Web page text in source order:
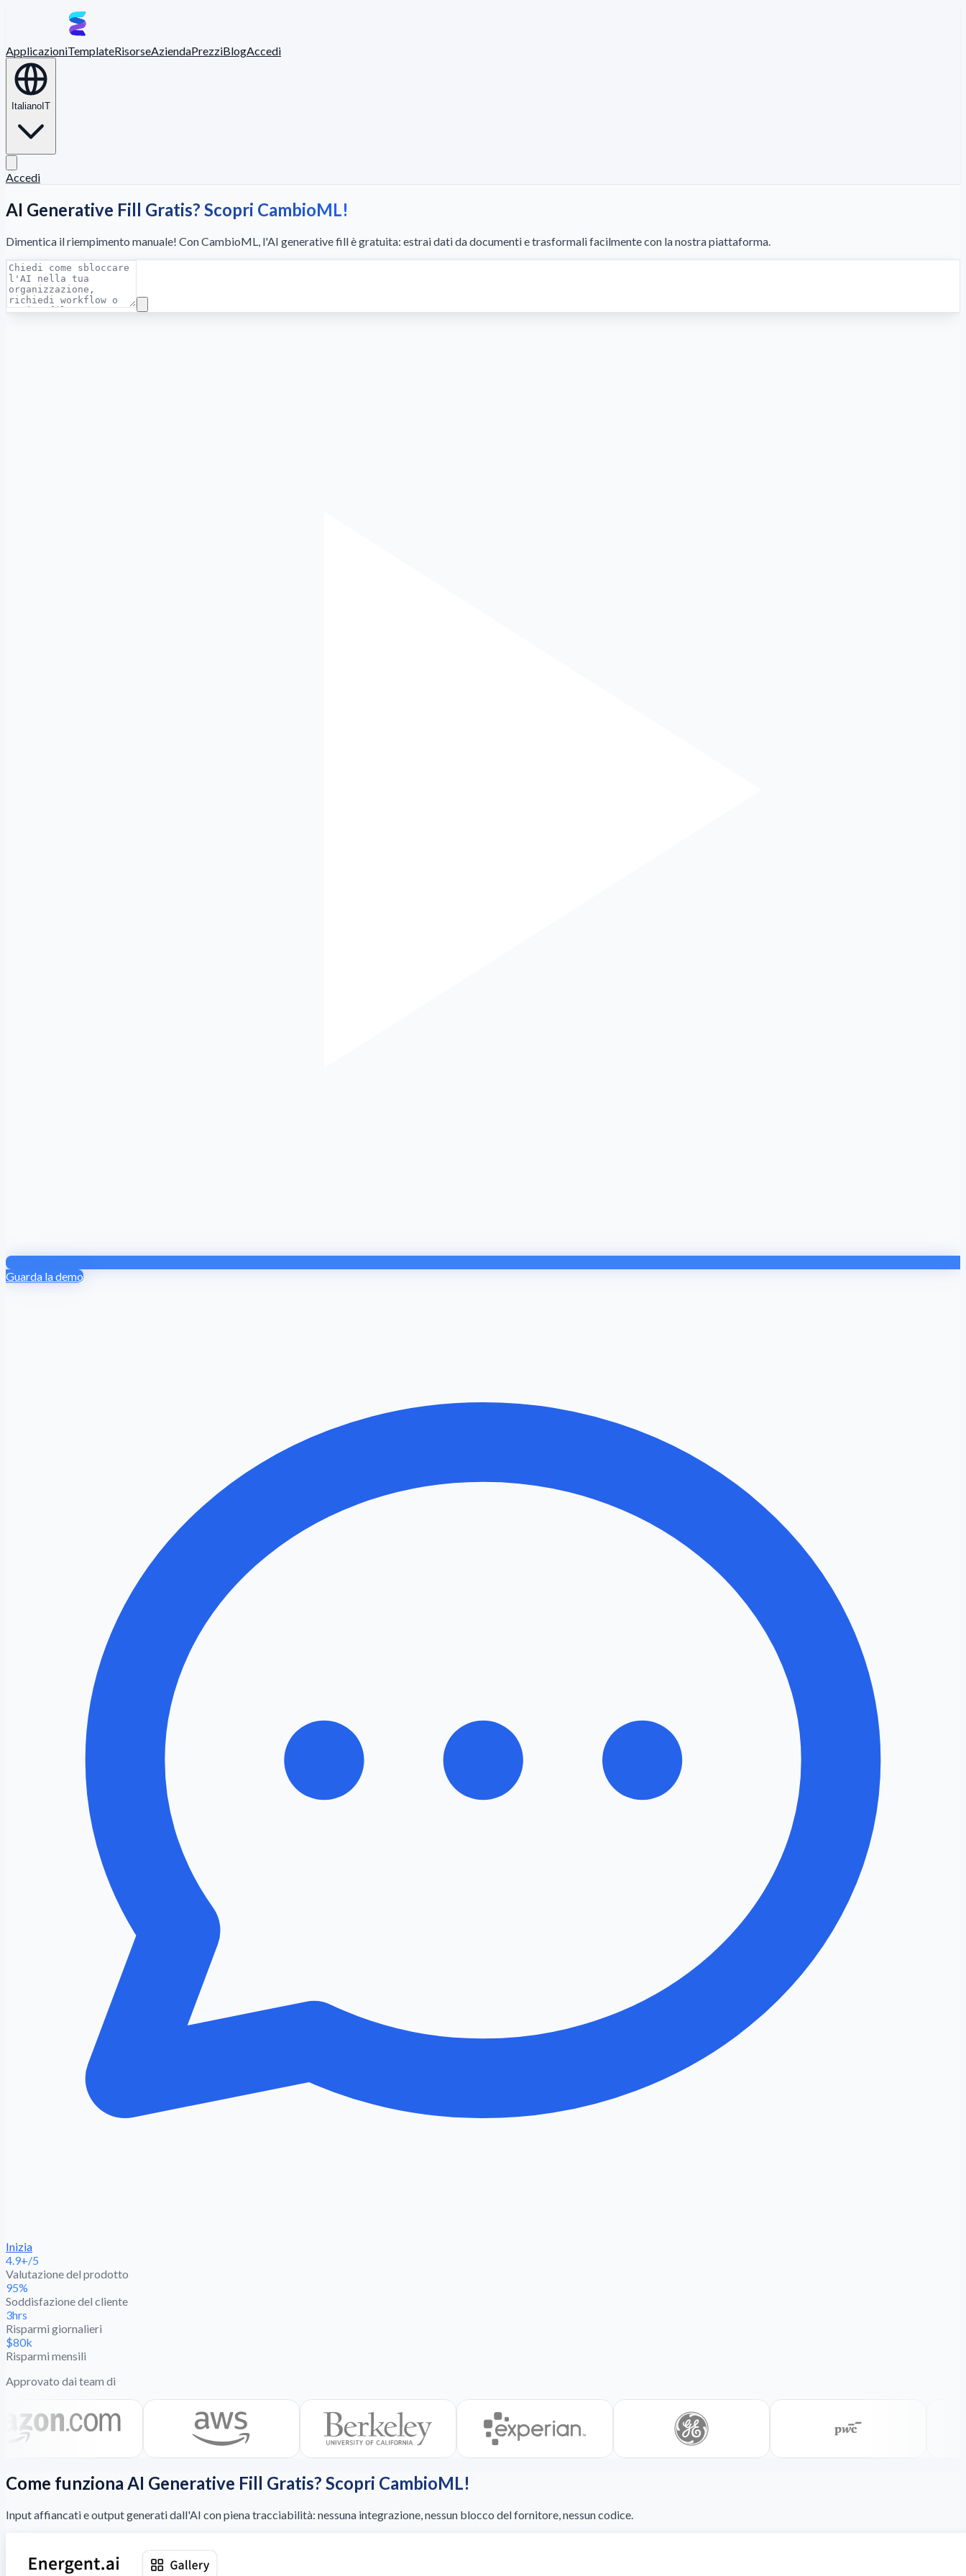
ApplicazioniTemplateRisorseAziendaPrezziBlogAccedi
Italiano IT
Accedi
AI Generative Fill Gratis? Scopri CambioML!
Dimentica il riempimento manuale! Con CambioML, l'AI generative fill è gratuita: estrai dati da documenti e trasformali facilmente con la nostra piattaforma.
Guarda la demo
Inizia
4.9+/5
Valutazione del prodotto
95%
Soddisfazione del cliente
3hrs
Risparmi giornalieri
$80k
Risparmi mensili
Approvato dai team di
Come funziona AI Generative Fill Gratis? Scopri CambioML!
Input affiancati e output generati dall'AI con piena tracciabilità: nessuna integrazione, nessun blocco del fornitore, nessun codice.